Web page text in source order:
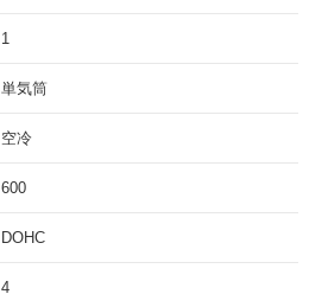
1
単気筒
空冷
600
DOHC
4